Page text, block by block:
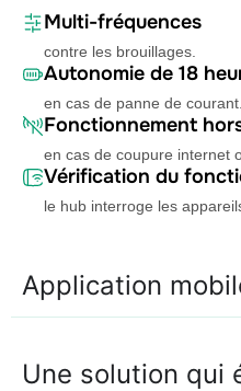
Multi-fréquences
contre les brouillages.
Autonomie de 18
en cas de panne de courant.
Fonctionnement
en cas de coupure internet
Vérification du
le hub interroge les
Application
Une solution qui